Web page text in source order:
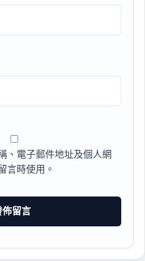
、電子郵件地址及個人網
言時使用。